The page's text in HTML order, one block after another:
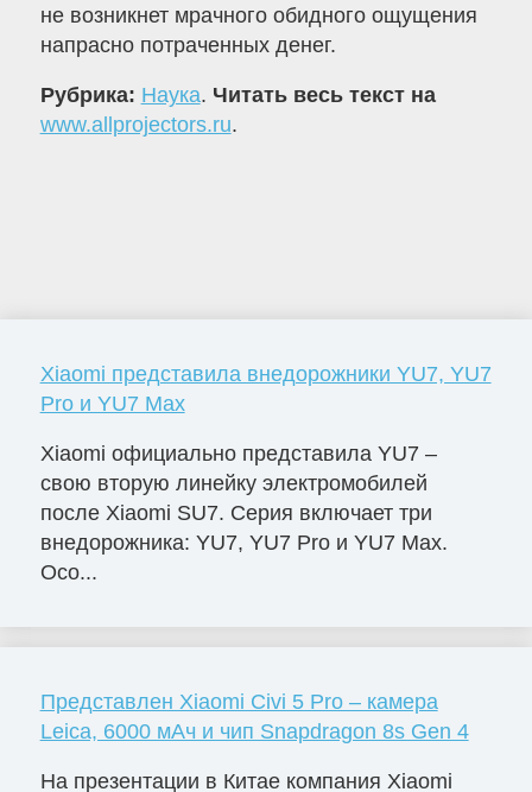
не возникнет мрачного обидного ощущения
напрасно потраченных денег.
Рубрика: Наука. Читать весь текст на
www.allprojectors.ru.
Xiaomi представила внедорожники YU7, YU7
Pro и YU7 Max
Xiaomi официально представила YU7 –
свою вторую линейку электромобилей
после Xiaomi SU7. Серия включает три
внедорожника: YU7, YU7 Pro и YU7 Max.
Осо...
Представлен Xiaomi Civi 5 Pro – камера
Leica, 6000 мАч и чип Snapdragon 8s Gen 4
На презентации в Китае компания Xiaomi